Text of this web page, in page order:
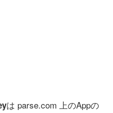
は parse.com 上のAppの